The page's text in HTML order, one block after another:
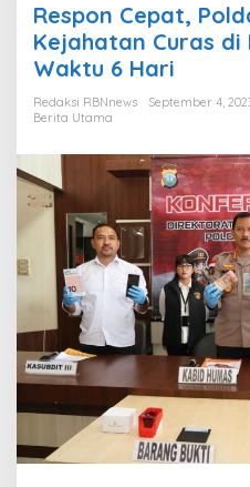
s
C
a
t
,
P
o
l
d
a
K
e
p
r
i
g
Respon Cepat,
Kejahatan Curas di
Waktu 6 Hari
Redaksi RBNnews
September 4,
Berita Utama